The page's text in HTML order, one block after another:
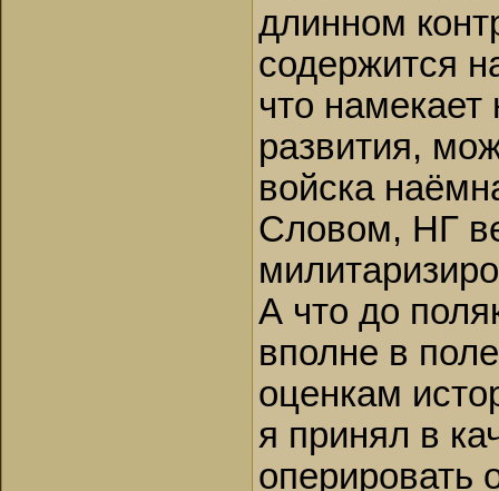
длинном
содержится
что намекает
развития,
войска
Словом, НГ
А что до
вполне в
оценкам
я принял в
оперировать